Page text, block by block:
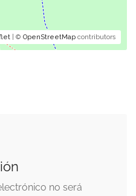
| © OpenStreetMap contributors
no será